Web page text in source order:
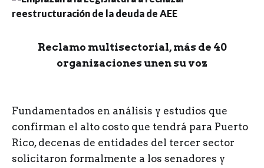
Reclamo multisectorial, más de 40
organizaciones unen su voz
Fundamentados en análisis y estudios que
confirman el alto costo que tendrá para Puerto
Rico, decenas de entidades del tercer sector
solicitaron formalmente a los senadores y